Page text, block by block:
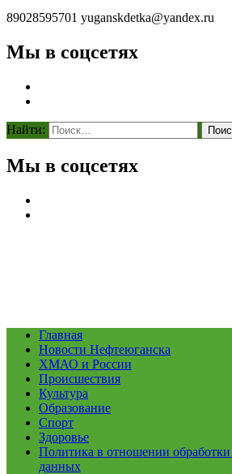
89028595701 yuganskdetka@yandex.ru
Мы в соцсетях
Найти:
Мы в соцсетях
Главная
Новости Нефтеюганска
ХМАО и России
Происшествия
Культура
Образование
Спорт
Здоровье
Политика в отношении
данных